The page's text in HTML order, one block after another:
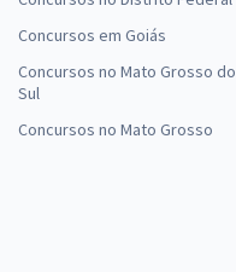
Concursos em Goiás
Concursos no Mato Grosso do
Sul
Concursos no Mato Grosso